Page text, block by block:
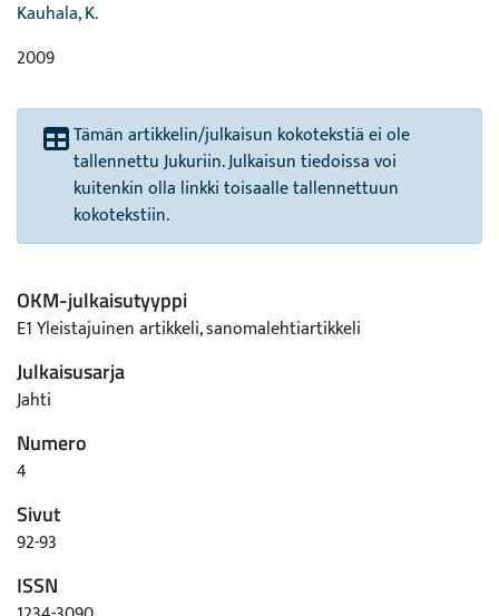
Kauhala, K.
2009
Tämän artikkelin/julkaisun kokotekstiä ei ole
tallennettu Jukuriin. Julkaisun tiedoissa voi
kuitenkin olla linkki toisaalle tallennettuun
kokotekstiin.
OKM-julkaisutyyppi
E1 Yleistajuinen artikkeli, sanomalehtiartikkeli
Julkaisusarja
Jahti
Numero
4
Sivut
92-93
ISSN